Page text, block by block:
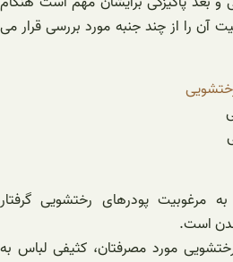
آن را از چند جنبه مورد بررسی قرار می
مرغوبیت پودرهای رختشویی گرفتار
است.
مورد مصرفتان، کثیفی لباس به